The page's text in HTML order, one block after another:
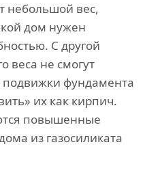
небольшой вес,
дом нужен
С другой
веса не смогут
подвижки фундамента
их как кирпич.
повышенные
из газосиликата